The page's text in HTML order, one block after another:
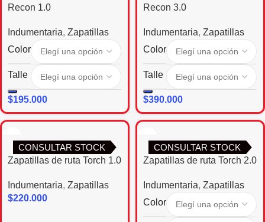
Recon 1.0
Indumentaria, Zapatillas
Color
Talle
$195.000
Recon 3.0
Indumentaria, Zapatillas
Color
Talle
$390.000
CONSULTAR STOCK
Zapatillas de ruta Torch 1.0
Indumentaria, Zapatillas
$220.000
CONSULTAR STOCK
Zapatillas de ruta Torch 2.0
Indumentaria, Zapatillas
Color